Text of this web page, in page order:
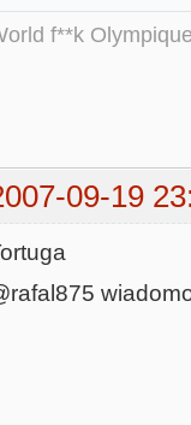
f**k
09-19